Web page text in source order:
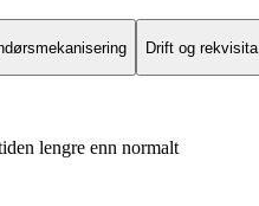
Drift og rekvisita
lengre enn normalt